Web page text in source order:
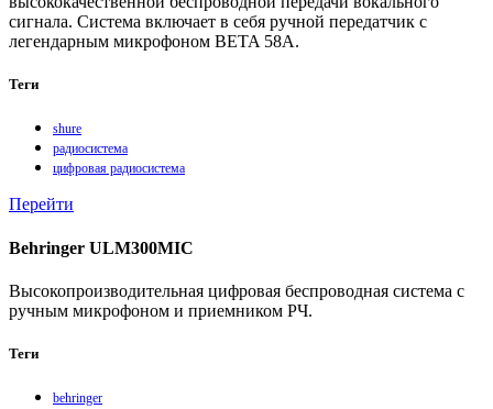
сигнала. Система включает в себя ручной передатчик с
легендарным микрофоном BETA 58A.
Теги
shure
радиосистема
цифровая радиосистема
Перейти
Behringer ULM300MIC
Высокопроизводительная цифровая беспроводная система с
ручным микрофоном и приемником РЧ.
Теги
behringer